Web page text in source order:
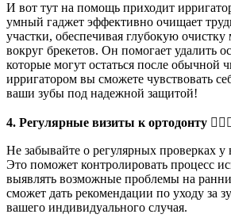
И вот тут на помощь приходит
умный гаджет эффективно очищает
участки, обеспечивая глубокую
вокруг брекетов. Он помогает удалить
которые могут остаться после обычной
ирригатором вы сможете чувствовать
ваши зубы под надежной защитой!
4. Регулярные визиты к ортодонту
Не забывайте о регулярных проверках у
Это поможет контролировать процесс
выявлять возможные проблемы на
сможет дать рекомендации по уходу за
вашего индивидуального случая.